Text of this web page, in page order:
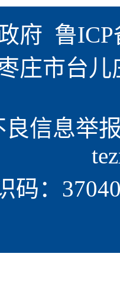
府 鲁ICP
庄市台儿
信息举
码：